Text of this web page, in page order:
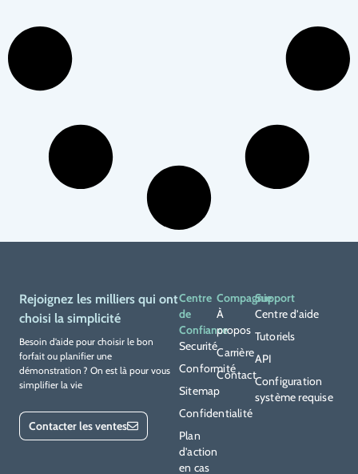
Rejoignez les milliers qui ont
choisi la simplicité
Besoin d’aide pour choisir le bon
forfait ou planifier une
démonstration ? On est là pour vous
simplifier la vie
Contacter les ventes
Centre
de
Confiance
Securité
Conformité
Sitemap
Confidentialité
Plan
d’action
en cas
Compagnie
À
propos
Carrière
Contact
Support
Centre d’aide
Tutoriels
API
Configuration
système requise